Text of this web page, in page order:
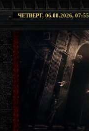
ЧЕТВЕРГ, 06.08.2026, 07:55